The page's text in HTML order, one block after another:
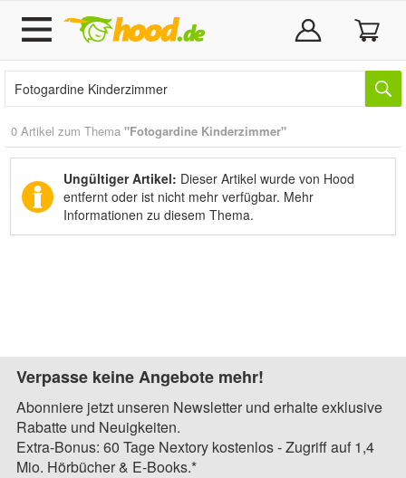
0 Artikel zum Thema "Fotogardine Kinderzimmer"
Ungültiger Artikel: Dieser Artikel wurde von Hood
entfernt oder ist nicht mehr verfügbar. Mehr
Informationen zu diesem Thema.
Verpasse keine Angebote mehr!
Abonniere jetzt unseren Newsletter und erhalte exklusive
Rabatte und Neuigkeiten.
Extra-Bonus: 60 Tage Nextory kostenlos - Zugriff auf 1,4
Mio. Hörbücher & E-Books.*